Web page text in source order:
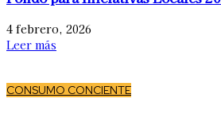
4 febrero, 2026
Leer más
CONSUMO CONCIENTE